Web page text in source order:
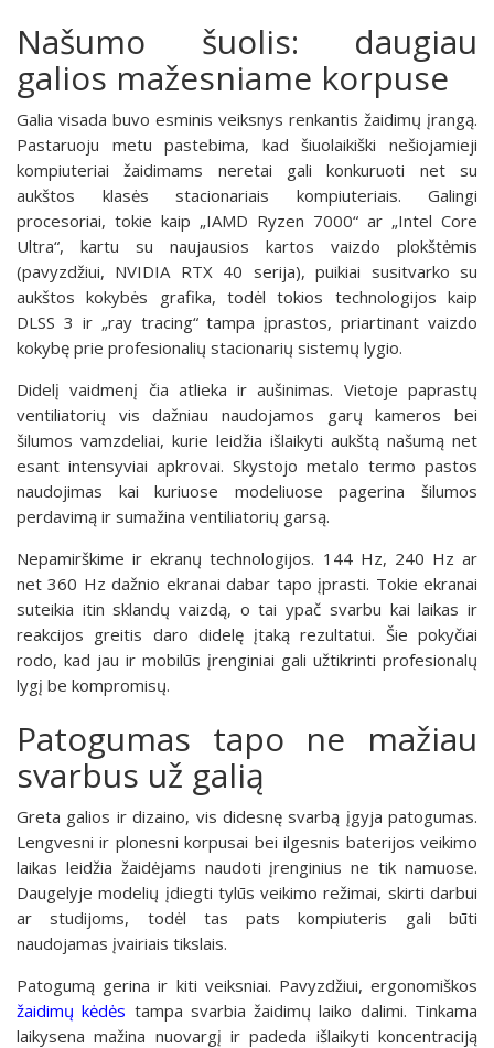
Našumo šuolis: daugiau
galios mažesniame korpuse
Galia visada buvo esminis veiksnys renkantis žaidimų įrangą.
Pastaruoju metu pastebima, kad šiuolaikiški nešiojamieji
kompiuteriai žaidimams neretai gali konkuruoti net su
aukštos klasės stacionariais kompiuteriais. Galingi
procesoriai, tokie kaip „IAMD Ryzen 7000“ ar „Intel Core
Ultra“, kartu su naujausios kartos vaizdo plokštėmis
(pavyzdžiui, NVIDIA RTX 40 serija), puikiai susitvarko su
aukštos kokybės grafika, todėl tokios technologijos kaip
DLSS 3 ir „ray tracing“ tampa įprastos, priartinant vaizdo
kokybę prie profesionalių stacionarių sistemų lygio.
Didelį vaidmenį čia atlieka ir aušinimas. Vietoje paprastų
ventiliatorių vis dažniau naudojamos garų kameros bei
šilumos vamzdeliai, kurie leidžia išlaikyti aukštą našumą net
esant intensyviai apkrovai. Skystojo metalo termo pastos
naudojimas kai kuriuose modeliuose pagerina šilumos
perdavimą ir sumažina ventiliatorių garsą.
Nepamirškime ir ekranų technologijos. 144 Hz, 240 Hz ar
net 360 Hz dažnio ekranai dabar tapo įprasti. Tokie ekranai
suteikia itin sklandų vaizdą, o tai ypač svarbu kai laikas ir
reakcijos greitis daro didelę įtaką rezultatui. Šie pokyčiai
rodo, kad jau ir mobilūs įrenginiai gali užtikrinti profesionalų
lygį be kompromisų.
Patogumas tapo ne mažiau
svarbus už galią
Greta galios ir dizaino, vis didesnę svarbą įgyja patogumas.
Lengvesni ir plonesni korpusai bei ilgesnis baterijos veikimo
laikas leidžia žaidėjams naudoti įrenginius ne tik namuose.
Daugelyje modelių įdiegti tylūs veikimo režimai, skirti darbui
ar studijoms, todėl tas pats kompiuteris gali būti
naudojamas įvairiais tikslais.
Patogumą gerina ir kiti veiksniai. Pavyzdžiui, ergonomiškos
žaidimų kėdės tampa svarbia žaidimų laiko dalimi. Tinkama
laikysena mažina nuovargį ir padeda išlaikyti koncentraciją